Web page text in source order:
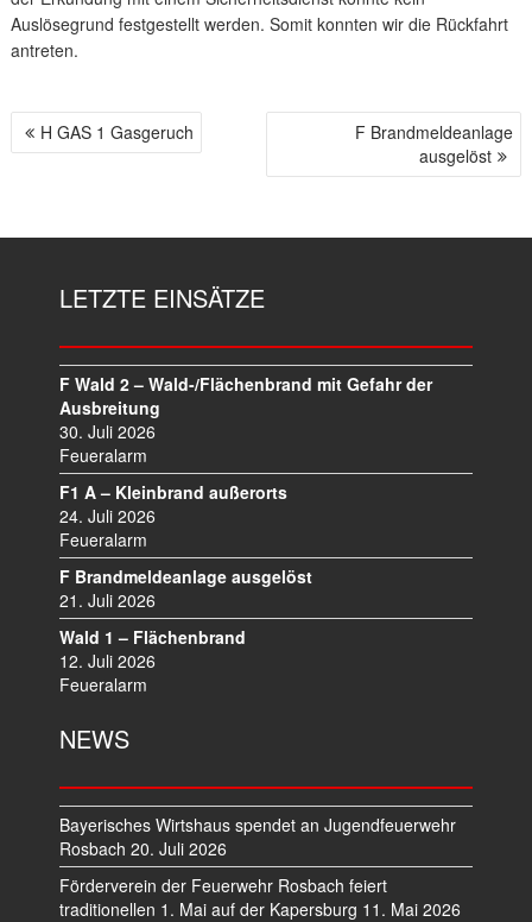
Auslösegrund festgestellt werden. Somit konnten wir die Rückfahrt
antreten.
B H GAS 1 Gasgeruch
F Brandmeldeanlage
ausgelöst
LETZTE EINSÄTZE
F Wald 2 – Wald-/Flächenbrand mit Gefahr der
Ausbreitung
30. Juli 2026
Feueralarm
F1 A – Kleinbrand außerorts
24. Juli 2026
Feueralarm
F Brandmeldeanlage ausgelöst
21. Juli 2026
Wald 1 – Flächenbrand
12. Juli 2026
Feueralarm
NEWS
Bayerisches Wirtshaus spendet an Jugendfeuerwehr
Rosbach 20. Juli 2026
Förderverein der Feuerwehr Rosbach feiert
traditionellen 1. Mai auf der Kapersburg 11. Mai 2026